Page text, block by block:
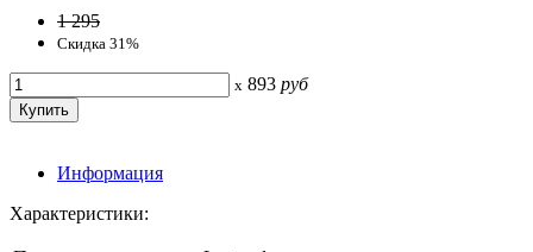
1 295
Скидка 31%
x 893 руб
Информация
Характеристики: